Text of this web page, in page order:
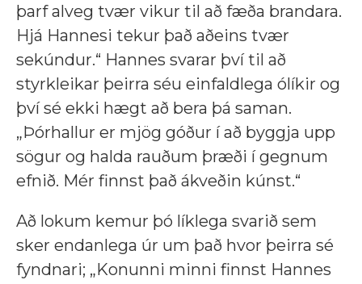
þarf alveg tvær vikur til að fæða brandara.
Hjá Hannesi tekur það aðeins tvær
sekúndur.“ Hannes svarar því til að
styrkleikar þeirra séu einfaldlega ólíkir og
því sé ekki hægt að bera þá saman.
„Þórhallur er mjög góður í að byggja upp
sögur og halda rauðum þræði í gegnum
efnið. Mér finnst það ákveðin kúnst.“
Að lokum kemur þó líklega svarið sem
sker endanlega úr um það hvor þeirra sé
fyndnari; „Konunni minni finnst Hannes